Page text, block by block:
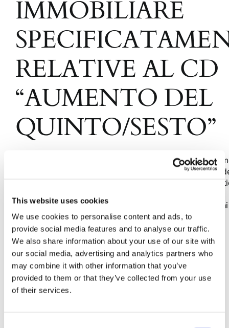
This website uses cookies
We use cookies to personalise content and ads, to
provide social media features and to analyse our traffic.
We also share information about your use of our site with
our social media, advertising and analytics partners who
may combine it with other information that you’ve
provided to them or that they’ve collected from your use
of their services.
IMMOBILIARE
RELATIVE AL CD
“AUMENTO DEL
QUINTO/SESTO”
L’art. 107 della Legge Fallimentare ha ad oggetto le
di vendita nel corso di un’asta fallimentare da parte
curatore addetto alla procedura fallimentare. Tale
liquidazione da lui predisposto, che le vendite di
immobili e mobili registrati vengano [...]
26 Novembre 2020 | Articoli,chiara verdone,Diritto civile,
Focus | 0 Commenti
Continua a leggere